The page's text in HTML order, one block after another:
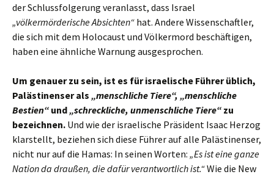
der Schlussfolgerung veranlasst, dass Israel
„völkermörderische Absichten“ hat. Andere Wissenschaftler,
die sich mit dem Holocaust und Völkermord beschäftigen,
haben eine ähnliche Warnung ausgesprochen.
Um genauer zu sein, ist es für israelische Führer üblich,
Palästinenser als „menschliche Tiere“, „menschliche
Bestien“ und„schreckliche, unmenschliche Tiere“ zu
bezeichnen. Und wie der israelische Präsident Isaac Herzog
klarstellt, beziehen sich diese Führer auf alle Palästinenser,
nicht nur auf die Hamas: In seinen Worten: „Es ist eine ganze
Nation da draußen, die dafür verantwortlich ist.“Wie die New